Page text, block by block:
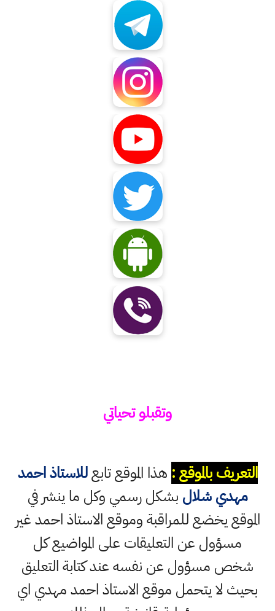
وتقبلو تحياتي
التعريف بالموقع : هذا الموقع تابعللاستاذ احمد
مهدي شلال بشكل رسمي وكل ما ينشر في
الموقع يخضع للمراقبة وموقع الاستاذ احمد غير
مسؤول عن التعليقات على المواضيع كل
شخص مسؤول عن نفسه عند كتابة التعليق
بحيث لا يتحمل موقع الاستاذ احمد مهدي اي